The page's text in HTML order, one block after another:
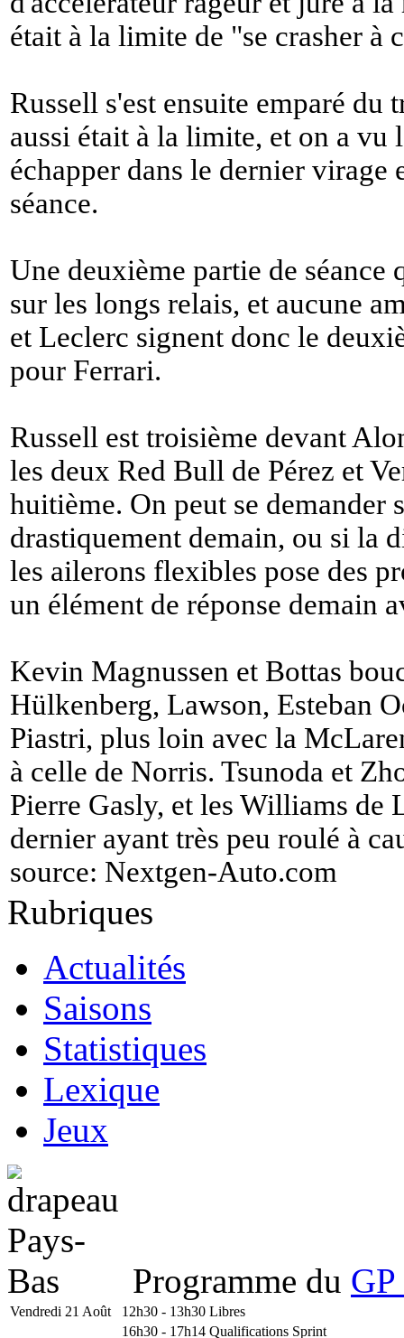
était à la limite de "se crasher à
Russell s'est ensuite emparé du
aussi était à la limite, et on a vu
échapper dans le dernier virage
séance.
Une deuxième partie de séance
sur les longs relais, et aucune
et Leclerc signent donc le
pour Ferrari.
Russell est troisième devant
les deux Red Bull de Pérez et
huitième. On peut se demander
drastiquement demain, ou si la
les ailerons flexibles pose des
un élément de réponse demain
Kevin Magnussen et Bottas
Hülkenberg, Lawson, Esteban
Piastri, plus loin avec la
à celle de Norris. Tsunoda et
Pierre Gasly, et les Williams de
dernier ayant très peu roulé à
source: Nextgen-Auto.com
Rubriques
Actualités
Saisons
Statistiques
Lexique
Jeux
Programme du
Vendredi 21 Août 12h30 - 13h30 Libres
16h30 - 17h14 Qualifications Sprint